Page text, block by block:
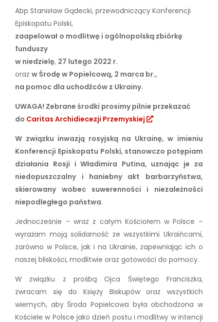
Abp Stanisław Gądecki, przewodniczący Konferencji
Episkopatu Polski,
zaapelował o modlitwę i ogólnopolską zbiórkę
funduszy
w niedzielę, 27 lutego 2022 r.
orazw Środę w Popielcową, 2 marca br.,
na pomoc dla uchodźców z Ukrainy.
UWAGA! Zebrane środki prosimy pilnie przekazać
do Caritas Archidiecezji Przemyskiej
W związku inwazją rosyjską na Ukrainę, w imieniu
Konferencji Episkopatu Polski, stanowczo potępiam
działania Rosji i Władimira Putina, uznając je za
niedopuszczalny i haniebny akt barbarzyństwa,
skierowany wobec suwerenności i niezależności
niepodległego państwa.
Jednocześnie – wraz z całym Kościołem w Polsce –
wyrażam moją solidarność ze wszystkimi Ukraińcami,
zarówno w Polsce, jak i na Ukrainie, zapewniając ich o
naszej bliskości, modlitwie oraz gotowości do pomocy.
W związku z prośbą Ojca Świętego Franciszka,
zwracam się do Księży Biskupów oraz wszystkich
wiernych, aby Środa Popielcowa była obchodzona w
Kościele w Polsce jako dzień postu i modlitwy w intencji